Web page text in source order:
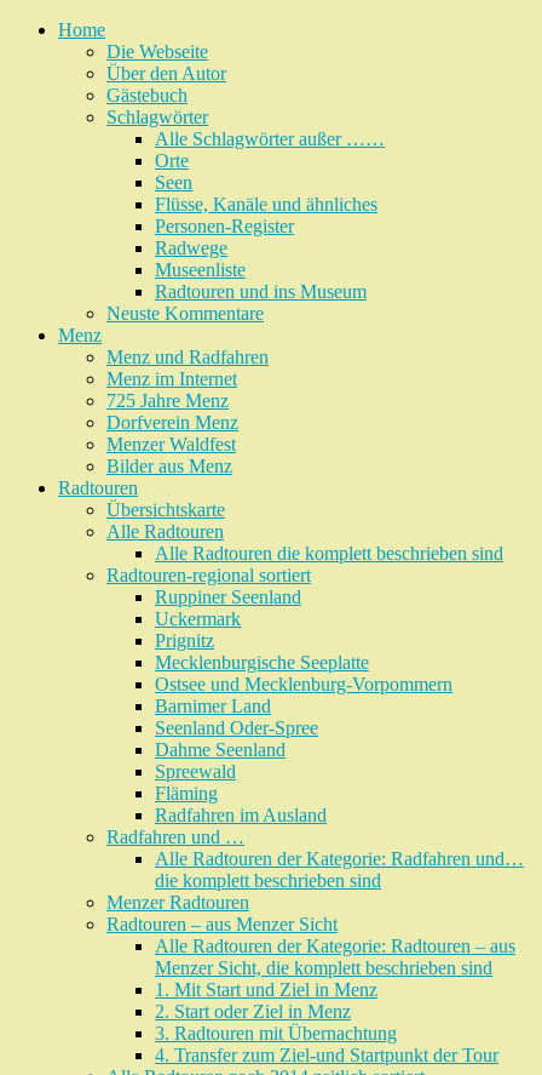
Home
Die Webseite
Über den Autor
Gästebuch
Schlagwörter
Alle Schlagwörter außer ……
Orte
Seen
Flüsse, Kanäle und ähnliches
Personen-Register
Radwege
Museenliste
Radtouren und ins Museum
Neuste Kommentare
Menz
Menz und Radfahren
Menz im Internet
725 Jahre Menz
Dorfverein Menz
Menzer Waldfest
Bilder aus Menz
Radtouren
Übersichtskarte
Alle Radtouren
Alle Radtouren die komplett beschrieben sind
Radtouren-regional sortiert
Ruppiner Seenland
Uckermark
Prignitz
Mecklenburgische Seeplatte
Ostsee und Mecklenburg-Vorpommern
Barnimer Land
Seenland Oder-Spree
Dahme Seenland
Spreewald
Fläming
Radfahren im Ausland
Radfahren und …
Alle Radtouren der Kategorie: Radfahren und…
die komplett beschrieben sind
Menzer Radtouren
Radtouren – aus Menzer Sicht
Alle Radtouren der Kategorie: Radtouren – aus
Menzer Sicht, die komplett beschrieben sind
1. Mit Start und Ziel in Menz
2. Start oder Ziel in Menz
3. Radtouren mit Übernachtung
4. Transfer zum Ziel-und Startpunkt der Tour